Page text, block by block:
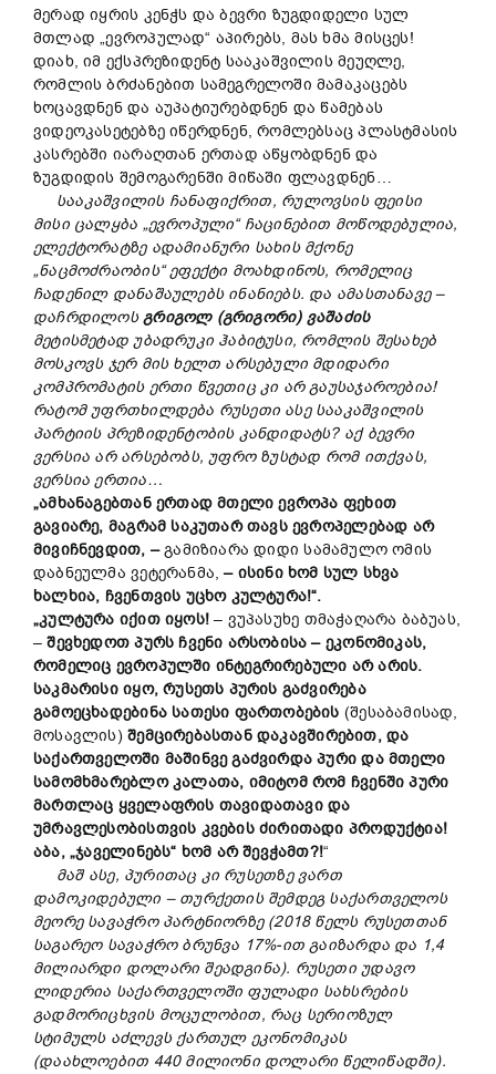
მერად იყრის კენჭს და ბევრი ზუგდიდელი სულ
მთლად „ევროპულად“ აპირებს, მას ხმა მისცეს!
დიახ, იმ ექსპრეზიდენტ სააკაშვილის მეუღლე,
რომლის ბრძანებით სამეგრელოში მამაკაცებს
ხოცავდნენ და აუპატიურებდნენ და წამებას
ვიდეოკასეტებზე იწერდნენ, რომლებსაც პლასტმასის
კასრებში იარაღთან ერთად აწყობდნენ და
ზუგდიდის შემოგარენში მიწაში ფლავდნენ…
სააკაშვილის ჩანაფიქრით, რულოვსის ფეისი
მისი ცალყბა „ევროპული“ ჩაცინებით მოწოდებულია,
ელექტორატზე ადამიანური სახის მქონე
„ნაცმოძრაობის“ ეფექტი მოახდინოს, რომელიც
ჩადენილ დანაშაულებს ინანიებს. და ამასთანავე –
დაჩრდილოსგრიგოლ (გრიგორი) ვაშაძის
მეტისმეტად უბადრუკი ჰაბიტუსი, რომლის შესახებ
მოსკოვს ჯერ მის ხელთ არსებული მდიდარი
კომპრომატის ერთი წვეთიც კი არ გაუსაჯაროებია!
რატომ უფრთხილდება რუსეთი ასე სააკაშვილის
პარტიის პრეზიდენტობის კანდიდატს? აქ ბევრი
ვერსია არ არსებობს, უფრო ზუსტად რომ ითქვას,
ვერსია ერთია…
„ამხანაგებთან ერთად მთელი ევროპა ფეხით
გავიარე, მაგრამ საკუთარ თავს ევროპელებად არ
მივიჩნევდით, –გამიზიარა დიდი სამამულო ომის
დაბნეულმა ვეტერანმა, – ისინი ხომ სულ სხვა
ხალხია, ჩვენთვის უცხო კულტურა!“.
„კულტურა იქით იყოს!– ვუპასუხე თმაჭაღარა ბაბუას,
–შევხედოთ პურს ჩვენი არსობისა – ეკონომიკას,
რომელიც ევროპულში ინტეგრირებული არ არის.
საკმარისი იყო, რუსეთს პურის გაძვირება
გამოეცხადებინა სათესი ფართობების (შესაბამისად,
მოსავლის)შემცირებასთან დაკავშირებით, და
საქართველოში მაშინვე გაძვირდა პური და მთელი
სამომხმარებლო კალათა, იმიტომ რომ ჩვენში პური
მართლაც ყველაფრის თავიდათავი და
უმრავლესობისთვის კვების ძირითადი პროდუქტია!
აბა, „ჯაველინებს“ ხომ არ შევჭამთ?!“
მაშ ასე, პურითაც კი რუსეთზე ვართ
დამოკიდებული – თურქეთის შემდეგ საქართველოს
მეორე სავაჭრო პარტნიორზე (2018 წელს რუსეთთან
საგარეო სავაჭრო ბრუნვა 17%-ით გაიზარდა და 1,4
მილიარდი დოლარი შეადგინა). რუსეთი უდავო
ლიდერია საქართველოში ფულადი სახსრების
გადმორიცხვის მოცულობით, რაც სერიოზულ
სტიმულს აძლევს ქართულ ეკონომიკას
(დაახლოებით 440 მილიონი დოლარი წელიწადში).